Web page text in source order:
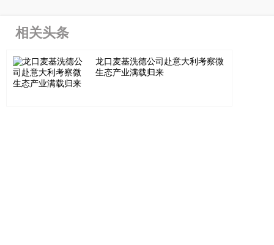
相关头条
龙口麦基洗德公司赴意大利考察微
生态产业满载归来